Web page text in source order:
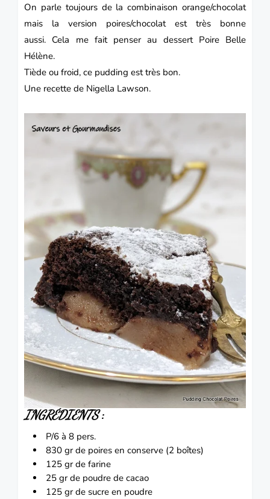
On parle toujours de la combinaison orange/chocolat
mais la version poires/chocolat est très bonne
aussi. Cela me fait penser au dessert Poire Belle
Hélène.
Tiède ou froid, ce pudding est très bon.
Une recette de Nigella Lawson.
INGRÉDIENTS:
P/6 à 8 pers.
830 gr de poires en conserve (2 boîtes)
125 gr de farine
25 gr de poudre de cacao
125 gr de sucre en poudre